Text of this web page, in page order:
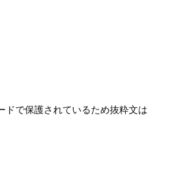
ドで保護されているため抜粋文は